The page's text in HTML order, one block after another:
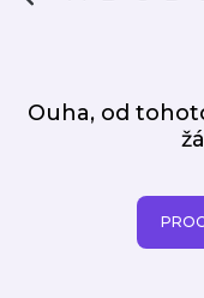
Ouha, od